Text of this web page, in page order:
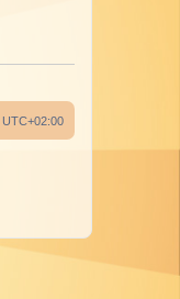
UTC+02:00